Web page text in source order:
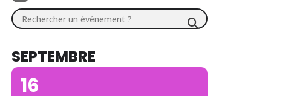
Rechercher un événement ?
SEPTEMBRE
16